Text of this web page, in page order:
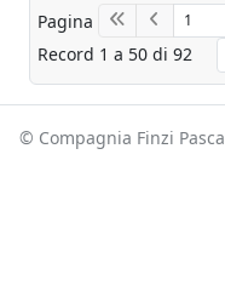
Pagina
Record 1 a 50 di 92
© Compagnia Finzi Pasca